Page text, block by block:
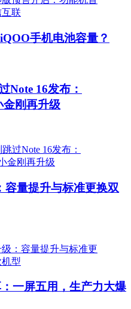
手机电池容量？
Note 16发布：
金刚再升级
容量提升与标准更换双
一屏五用，生产力大爆